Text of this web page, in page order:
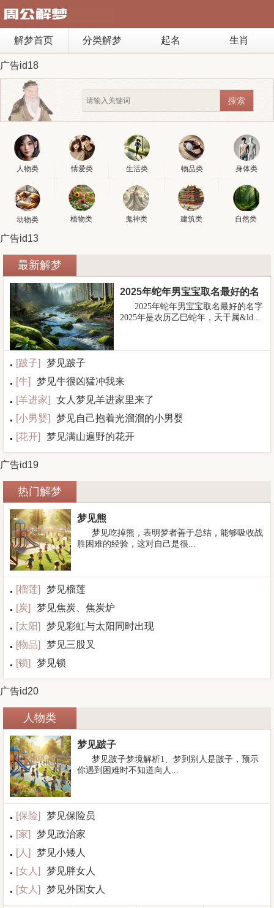
解梦首页 分类解梦 起名 生肖
广告id18
人物类 情爱类 生活类 物品类 身体类
动物类 植物类 鬼神类 建筑类 自然类
广告id13
最新解梦
2025年蛇年男宝宝取名最好的名
2025年蛇年男宝宝取名最好的名字
2025年是农历乙巳蛇年，天干属&ld...
[跛子]
梦见跛子
[牛]
梦见牛很凶猛冲我来
[羊进家]
女人梦见羊进家里来了
[小男婴]
梦见自己抱着光溜溜的小男婴
[花开] 梦见满山遍野的花开
广告id19
热门解梦
梦见熊
梦见吃掉熊，表明梦者善于总结，能够吸收战
胜困难的经验，这对自己是很...
[榴莲]
梦见榴莲
[炭]
梦见焦炭、焦炭炉
[太阳]
梦见彩虹与太阳同时出现
[物品]
梦见三股叉
[锁] 梦见锁
广告id20
人物类
梦见跛子
梦见跛子梦境解析1、梦到别人是跛子，预示
你遇到困难时不知道向人...
[保险]
梦见保险员
[家]
梦见政治家
[人 ]
梦见小矮人
[女人 ]
梦见胖女人
[女人 ] 梦见外国女人